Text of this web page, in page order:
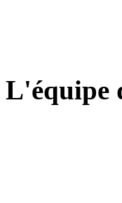
L'équipe